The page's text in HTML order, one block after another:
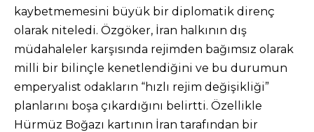
kaybetmemesini büyük bir diplomatik direnç
olarak niteledi. Özgöker, İran halkının dış
müdahaleler karşısında rejimden bağımsız olarak
milli bir bilinçle kenetlendiğini ve bu durumun
emperyalist odakların “hızlı rejim değişikliği”
planlarını boşa çıkardığını belirtti. Özellikle
Hürmüz Boğazı kartının İran tarafından bir